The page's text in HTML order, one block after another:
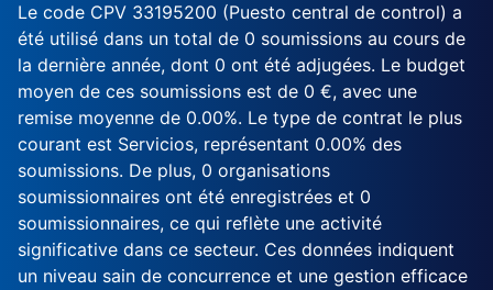
Le code CPV 33195200 (Puesto central de control) a
été utilisé dans un total de 0 soumissions au cours de
la dernière année, dont 0 ont été adjugées. Le budget
moyen de ces soumissions est de 0 €, avec une
remise moyenne de 0.00%. Le type de contrat le plus
courant est Servicios, représentant 0.00% des
soumissions. De plus, 0 organisations
soumissionnaires ont été enregistrées et 0
soumissionnaires, ce qui reflète une activité
significative dans ce secteur. Ces données indiquent
un niveau sain de concurrence et une gestion efficace